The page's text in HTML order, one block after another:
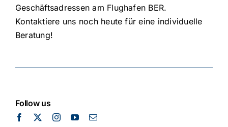
Geschäftsadressen am Flughafen BER.
Kontaktiere uns noch heute für eine individuelle
Beratung!
Follow us